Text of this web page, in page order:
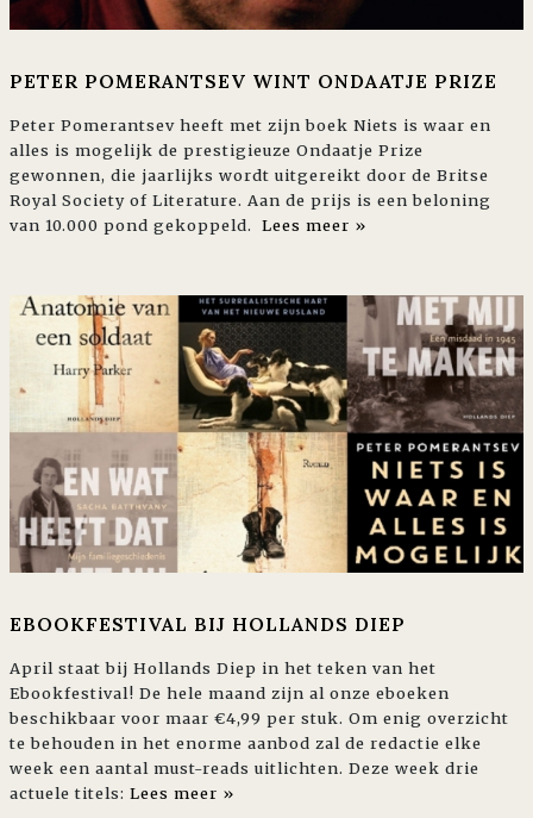
PETER POMERANTSEV WINT ONDAATJE PRIZE
Peter Pomerantsev heeft met zijn boek Niets is waar en
alles is mogelijk de prestigieuze Ondaatje Prize
gewonnen, die jaarlijks wordt uitgereikt door de Britse
Royal Society of Literature. Aan de prijs is een beloning
van 10.000 pond gekoppeld. Lees meer »
EBOOKFESTIVAL BIJ HOLLANDS DIEP
April staat bij Hollands Diep in het teken van het
Ebookfestival! De hele maand zijn al onze eboeken
beschikbaar voor maar €4,99 per stuk. Om enig overzicht
te behouden in het enorme aanbod zal de redactie elke
week een aantal must-reads uitlichten. Deze week drie
actuele titels: Lees meer »